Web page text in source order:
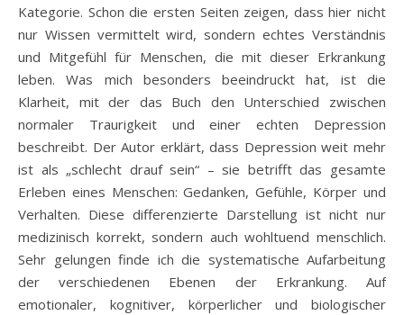
Kategorie. Schon die ersten Seiten zeigen, dass hier nicht
nur Wissen vermittelt wird, sondern echtes Verständnis
und Mitgefühl für Menschen, die mit dieser Erkrankung
leben. Was mich besonders beeindruckt hat, ist die
Klarheit, mit der das Buch den Unterschied zwischen
normaler Traurigkeit und einer echten Depression
beschreibt. Der Autor erklärt, dass Depression weit mehr
ist als „schlecht drauf sein“ – sie betrifft das gesamte
Erleben eines Menschen: Gedanken, Gefühle, Körper und
Verhalten. Diese differenzierte Darstellung ist nicht nur
medizinisch korrekt, sondern auch wohltuend menschlich.
Sehr gelungen finde ich die systematische Aufarbeitung
der verschiedenen Ebenen der Erkrankung. Auf
emotionaler, kognitiver, körperlicher und biologischer